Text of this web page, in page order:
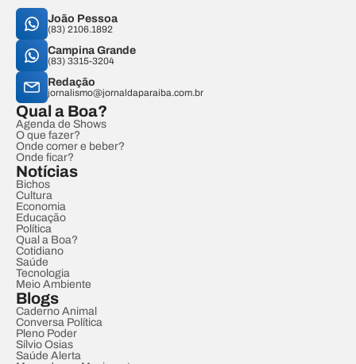
João Pessoa
(83) 2106.1892
Campina Grande
(83) 3315-3204
Redação
jornalismo@jornaldaparaiba.com.br
Qual a Boa?
Agenda de Shows
O que fazer?
Onde comer e beber?
Onde ficar?
Notícias
Bichos
Cultura
Economia
Educação
Política
Qual a Boa?
Cotidiano
Saúde
Tecnologia
Meio Ambiente
Blogs
Caderno Animal
Conversa Política
Pleno Poder
Sílvio Osias
Saúde Alerta